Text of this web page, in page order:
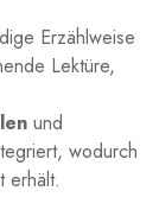
Erzählweise
Lektüre,
und
wodurch